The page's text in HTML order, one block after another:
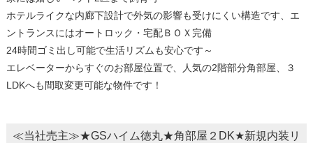
ホテルライクな内廊下設計で外気の影響も受けにくい構造です、エ
ントランスにはオートロック・宅配ＢＯＸ完備
24時間ゴミ出し可能で生活リズムも安心です～
エレベーターからすぐのお部屋位置で、人気の2階部分角部屋、３
LDKへも間取変更可能な物件です！
≪当社売主≫★GSハイム徳丸★角部屋２DK★新規内装リ